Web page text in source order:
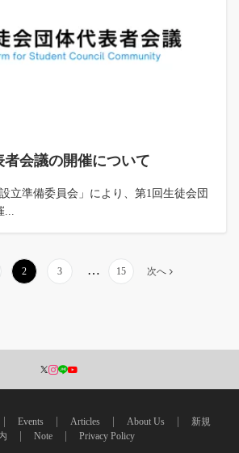
会議の開催について
立準備委員会」により、第1回生徒会団
2 3 … 15 次へ
Events Articles About Us
新規
Note Privacy Policy